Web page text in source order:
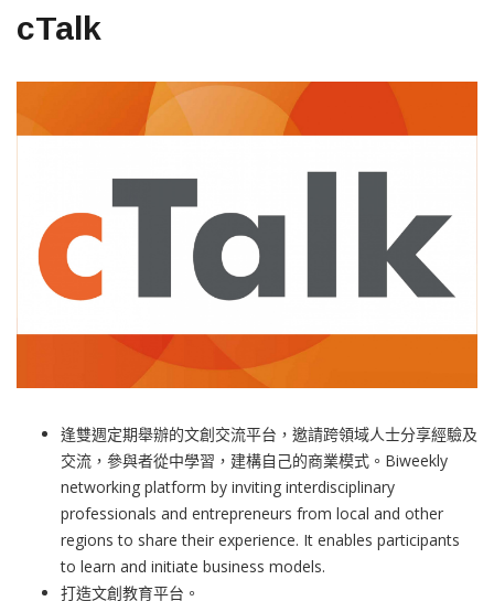
cTalk
逢雙週定期舉辦的文創交流平台，邀請跨領域人士分享經驗及
交流，參與者從中學習，建構自己的商業模式。Biweekly
networking platform by inviting interdisciplinary
professionals and entrepreneurs from local and other
regions to share their experience. It enables participants
to learn and initiate business models.
打造文創教育平台。